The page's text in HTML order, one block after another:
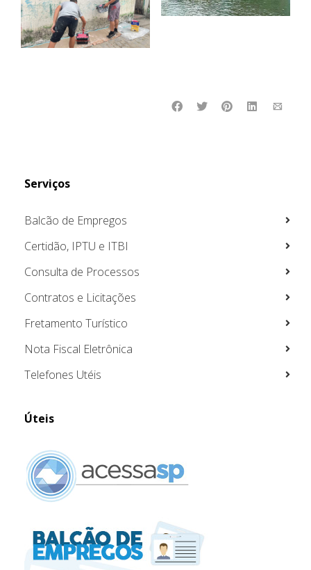
Serviços
Balcão de Empregos
Certidão, IPTU e ITBI
Consulta de Processos
Contratos e Licitações
Fretamento Turístico
Nota Fiscal Eletrônica
Telefones Utéis
Úteis